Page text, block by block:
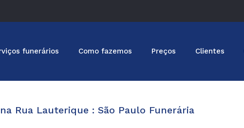
funerários Como fazemos Preços Clientes
Rua Lauterique : São Paulo Funerária